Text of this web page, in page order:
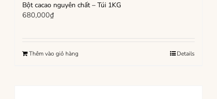
Bột cacao nguyên chất – Túi 1KG
680,000₫
Thêm vào giỏ hàng Details